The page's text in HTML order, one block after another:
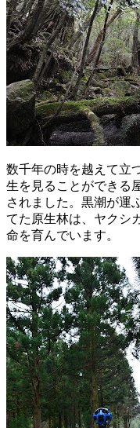
数千年の時を越えて立
生を見ることができる
されました。黒潮が運
てた原生林は、ヤクシ
命を育んでいます。